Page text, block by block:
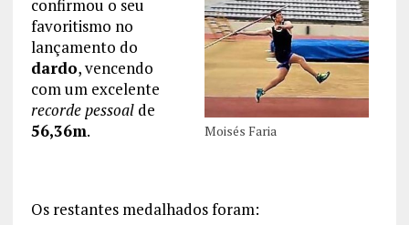
Moisés Faria
confirmou o seu
favoritismo no
lançamento do
dardo, vencendo
com um excelente
recorde pessoalde
56,36m.
Os restantes medalhados foram: